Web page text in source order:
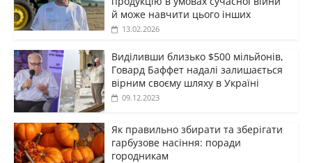
й може навчити цього інших
13.02.2026
Виділивши близько $500 мільйонів,
Говард Баффет надалі залишається
вірним своєму шляху в Україні
09.12.2023
Як правильно збирати та зберігати
гарбузове насіння: поради
городникам